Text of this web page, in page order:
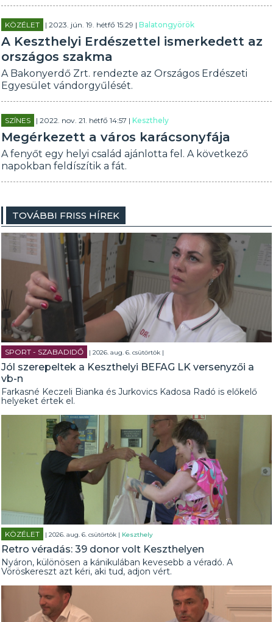
KÖZÉLET | 2023. jún. 19. hétfő 15:29 |Balatongyörök
A Keszthelyi Erdészettel ismerkedett az
országos szakma
A Bakonyerdő Zrt. rendezte az Országos Erdészeti
Egyesület vándorgyűlését.
SZÍNES | 2022. nov. 21. hétfő 14:57 |Keszthely
Megérkezett a város karácsonyfája
A fenyőt egy helyi család ajánlotta fel. A következő
napokban feldíszítik a fát.
TOVÁBBI FRISS HÍREK
SPORT - SZABADIDŐ | 2026. aug. 6. csütörtök |
Jól szerepeltek a Keszthelyi BEFAG LK versenyzői a
vb-n
Farkasné Keczeli Bianka és Jurkovics Kadosa Radó is előkelő
helyeket értek el.
KÖZÉLET | 2026. aug. 6. csütörtök | Keszthely
Retro véradás: 39 donor volt Keszthelyen
Nyáron, különösen a kánikulában kevesebb a véradó. A
Vöröskereszt azt kéri, aki tud, adjon vért.